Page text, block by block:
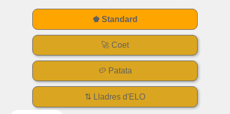
♚ Standard
🚀 Coet
🥔 Patata
⇅ Lladres d'ELO